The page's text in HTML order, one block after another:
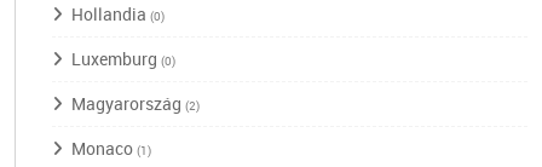
Hollandia (0)
Luxemburg (0)
Magyarország (2)
Monaco (1)